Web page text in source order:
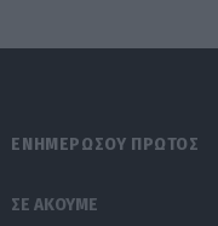
ΕΝΗΜΕΡΩΣΟΥ ΠΡΩΤΟΣ
ΣΕ ΑΚΟΥΜΕ